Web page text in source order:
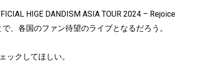
HIGE DANDISM ASIA TOUR 2024 – Rejoice
、各国のファン待望のライブとなるだろう。
ックしてほしい。